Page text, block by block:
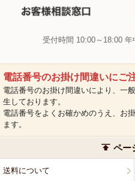
受付時間 10:00～18:00 年
電話番号のお掛け間違いにご
電話番号のお掛け間違いにより、一
生しております。
電話番号をよくお確かめのうえ、お
ます。
ペー
送料について